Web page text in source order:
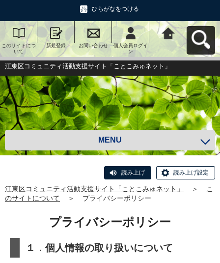
ひらがなをつける
このサイトにつ
いて
新規登録 お問い合わせ
個人会員ログイ
ン
江東区コミュニ
ティ活動支援サ
イト「ことこみ
ゅネット」へ戻
る
江東区コミュニティ活動支援サイト「ことこみゅネット」
MENU
読み上げ 読み上げ設定
江東区コミュニティ活動支援サイト「ことこみゅネット」 ＞
こ
のサイトについて
＞ プライバシーポリシー
プライバシーポリシー
１．個人情報の取り扱いについて